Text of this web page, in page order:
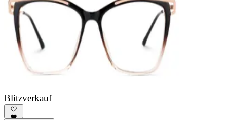
Blitzverkauf